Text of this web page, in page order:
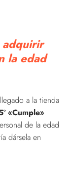
adquirir
la edad
a la tienda
«Cumple»
de la edad
dársela en